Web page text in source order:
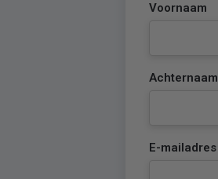
Voornaam
Achternaam
E-mailadres